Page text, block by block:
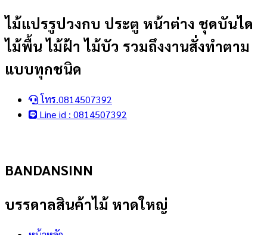
Skip
content
ไม้แปรรูปวงกบ ประตู หน้าต่าง ชุดบันได
ไม้พื้น ไม้ฝ้า ไม้บัว รวมถึงงานสั่งทำตาม
แบบทุกชนิด
โทร.0814507392
Line id : 0814507392
BANDANSINN
บรรดาลสินค้าไม้ หาดใหญ่